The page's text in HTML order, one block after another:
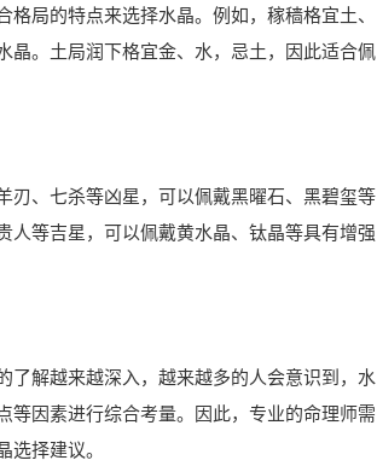
局的特点来选择水晶。例如，稼穑格宜土、
晶。土局润下格宜金、水，忌土，因此适合佩
刃、七杀等凶星，可以佩戴黑曜石、黑碧玺等
人等吉星，可以佩戴黄水晶、钛晶等具有增强
了解越来越深入，越来越多的人会意识到，水
等因素进行综合考量。因此，专业的命理师需
择建议。